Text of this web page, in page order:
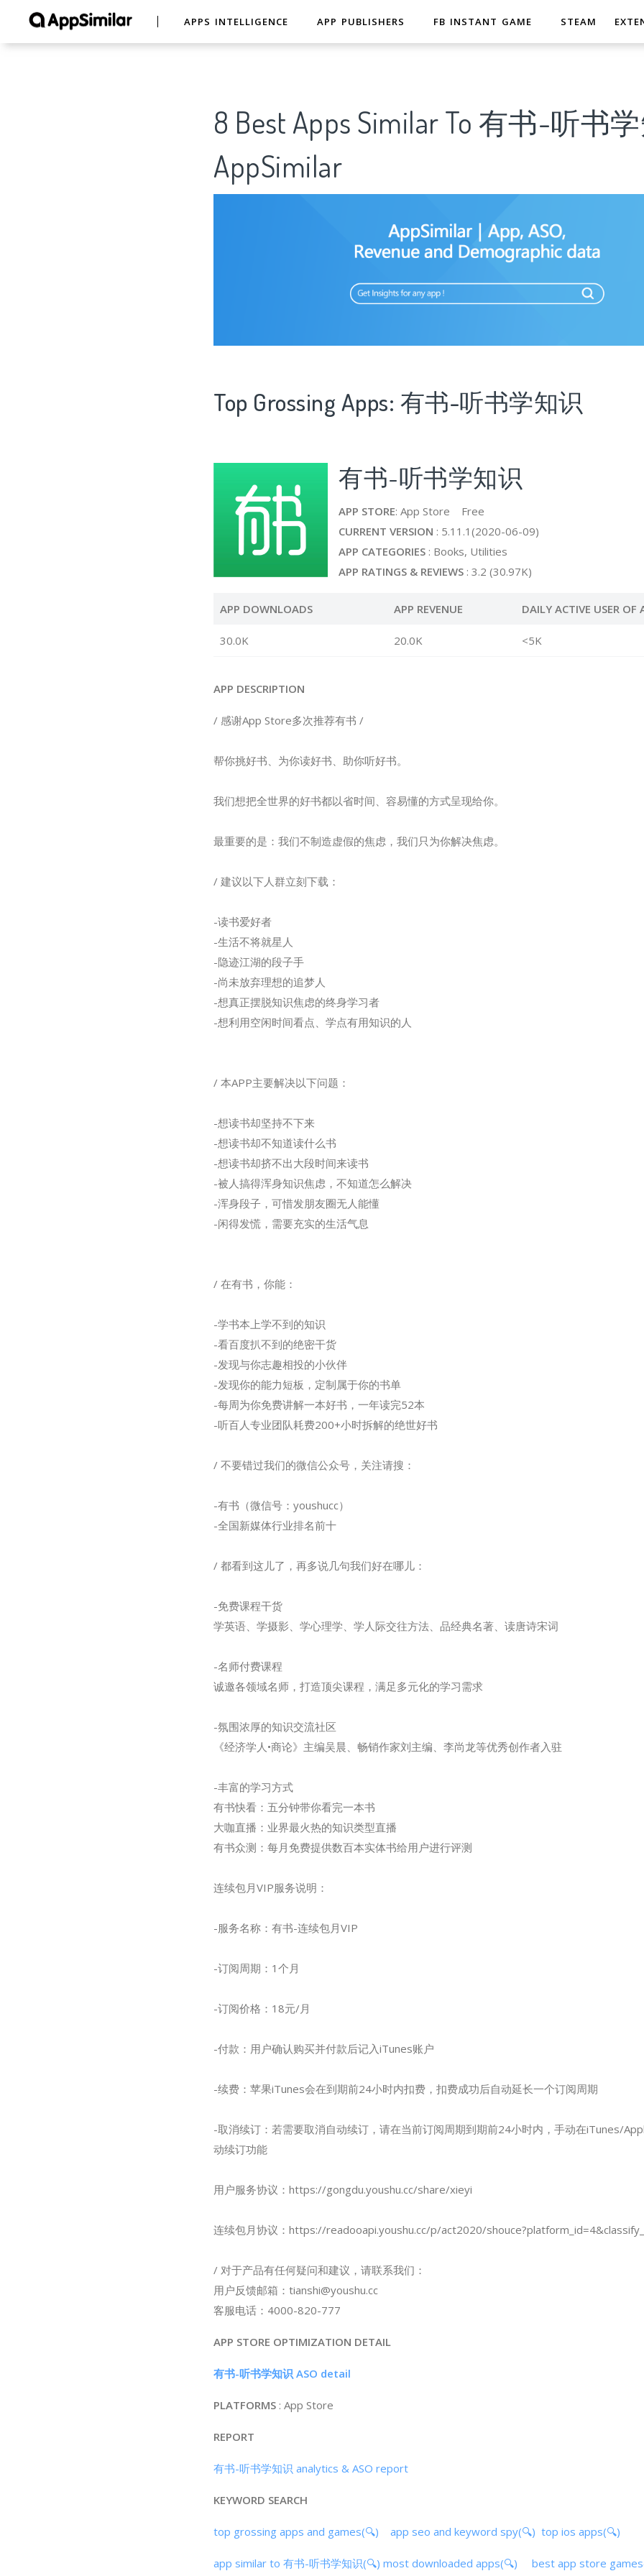
APPS INTELLIGENCE APP PUBLISHERS FB INSTANT GAME STEAM
8 Best Apps Similar To 有书-听书
AppSimilar
Top Grossing Apps: 有书-听书学知识
有书-听书学知识
APP STORE: App Store Free
CURRENT VERSION : 5.11.1(2020-06-09)
APP CATEGORIES : Books, Utilities
APP RATINGS & REVIEWS : 3.2 (30.97K)
APP DOWNLOADS APP REVENUE DAILY ACTIVE USER OF
30.0K 20.0K <5K
APP DESCRIPTION
/ 感谢App Store多次推荐有书 /
帮你挑好书、为你读好书、助你听好书。
我们想把全世界的好书都以省时间、容易懂的方式呈现给你。
最重要的是：我们不制造虚假的焦虑，我们只为你解决焦虑。
/ 建议以下人群立刻下载：
-读书爱好者
-生活不将就星人
-隐迹江湖的段子手
-尚未放弃理想的追梦人
-想真正摆脱知识焦虑的终身学习者
-想利用空闲时间看点、学点有用知识的人
/ 本APP主要解决以下问题：
-想读书却坚持不下来
-想读书却不知道读什么书
-想读书却挤不出大段时间来读书
-被人搞得浑身知识焦虑，不知道怎么解决
-浑身段子，可惜发朋友圈无人能懂
-闲得发慌，需要充实的生活气息
/ 在有书，你能：
-学书本上学不到的知识
-看百度扒不到的绝密干货
-发现与你志趣相投的小伙伴
-发现你的能力短板，定制属于你的书单
-每周为你免费讲解一本好书，一年读完52本
-听百人专业团队耗费200+小时拆解的绝世好书
/ 不要错过我们的微信公众号，关注请搜：
-有书（微信号：youshucc）
-全国新媒体行业排名前十
/ 都看到这儿了，再多说几句我们好在哪儿：
-免费课程干货
学英语、学摄影、学心理学、学人际交往方法、品经典名著、读唐诗宋词
-名师付费课程
诚邀各领域名师，打造顶尖课程，满足多元化的学习需求
-氛围浓厚的知识交流社区
《经济学人•商论》主编吴晨、畅销作家刘主编、李尚龙等优秀创作者入驻
-丰富的学习方式
有书快看：五分钟带你看完一本书
大咖直播：业界最火热的知识类型直播
有书众测：每月免费提供数百本实体书给用户进行评测
连续包月VIP服务说明：
-服务名称：有书-连续包月VIP
-订阅周期：1个月
-订阅价格：18元/月
-付款：用户确认购买并付款后记入iTunes账户
-续费：苹果iTunes会在到期前24小时内扣费，扣费成功后自动延长一个订阅周期
-取消续订：若需要取消自动续订，请在当前订阅周期到期前24小时内，手动在iTunes/
动续订功能
用户服务协议：https://gongdu.youshu.cc/share/xieyi
连续包月协议：https://readooapi.youshu.cc/p/act2020/
/ 对于产品有任何疑问和建议，请联系我们：
用户反馈邮箱： tianshi@youshu.cc
客服电话：4000-820-777
APP STORE OPTIMIZATION DETAIL
有书-听书学知识 ASO detail
PLATFORMS : App Store
REPORT
有书-听书学知识 analytics & ASO report
KEYWORD SEARCH
top grossing apps and games(🔍) app seo and keyword spy(🔍) top ios apps(🔍)
app similar to 有书-听书学知识(🔍) most downloaded apps(🔍) best app store